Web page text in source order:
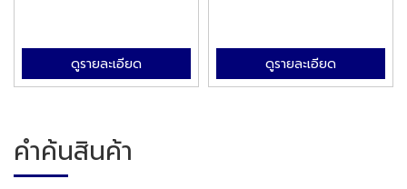
ดูรายละเอียด ดูรายละเอียด
คำค้นสินค้า